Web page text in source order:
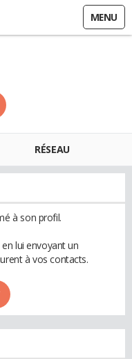
MENU
RÉSEAU
à son profil.
lui envoyant un
à vos contacts.